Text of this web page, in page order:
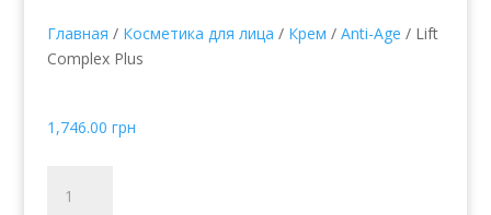
Главная / Косметика для лица / Крем / Anti-Age / Lift
Complex Plus
1,746.00 грн
товара